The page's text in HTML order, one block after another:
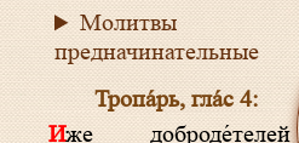
Молитвы
предначинательные
Тропа́рь, гла́с 4:
Иже доброде́телей